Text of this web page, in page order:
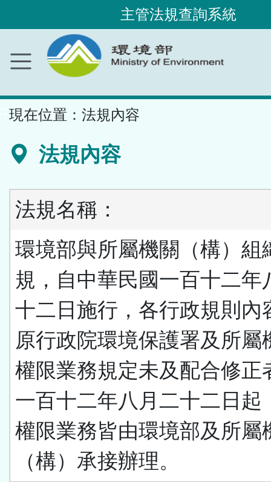
內
容
主管法規查詢系統
現在位置： 法規內容
法規內容
法規名稱：
環境部與所屬機關（構）組
規，自中華民國一百十二年
十二日施行，各行政規則內
原行政院環境保護署及所屬
權限業務規定未及配合修正
一百十二年八月二十二日起
權限業務皆由環境部及所屬
（構）承接辦理。